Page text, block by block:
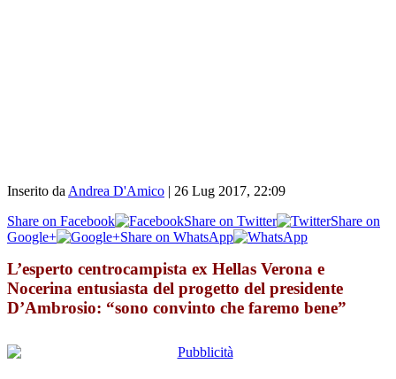
Inserito da Andrea D'Amico | 26 Lug 2017, 22:09
Share on Facebook
Share on Twitter
Share on
Google+
Share on WhatsApp
L’esperto centrocampista ex Hellas Verona e
Nocerina entusiasta del progetto del presidente
D’Ambrosio: “sono convinto che faremo bene”